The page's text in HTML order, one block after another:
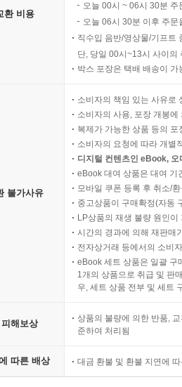
환 비용
오늘 00시 ~ 06시 30분
오늘 06시 30분 이후 주
직수입 음반/영상물/기프트
단, 당일 00시~13시 사이의
박스 포장은 택배 배송이
불가사유
소비자의 책임 있는 사유로
소비자의 사용, 포장 개봉
복제가 가능한 상품 등의
소비자의 요청에 따라 개별
디지털 컨텐츠인 eBook,
eBook 대여 상품은 대여 기
모바일 쿠폰 등록 후 취소/
중고상품이 구매확정(자동
LP상품의 재생 불량 원인
시간의 경과에 의해 재판매
전자상거래 등에서의 소비
eBook 세트 상품은 일괄 구
1개의 상품으로 취급 및 판
우, 세트 상품 전부 및 세트
해보상
상품의 불량에 의한 반품,
준하여 처리됨
따른 배상 대금 환불 및 환불 지연에